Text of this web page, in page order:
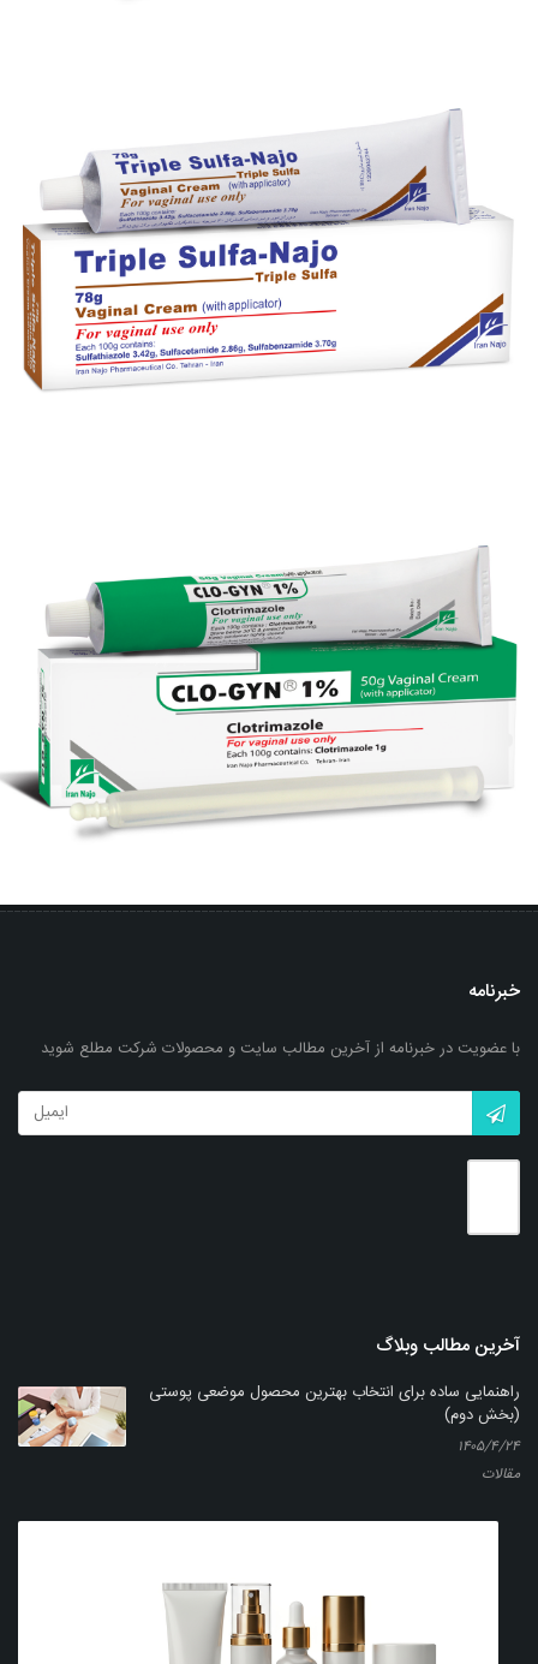
کرم واژینال کلیندامایسین - ناژو 2%
بزرگنمایی توضیحات بیشتر
کرم واژینال تریپل سولفا - ناژو
بزرگنمایی توضیحات بیشتر
کرم واژینال کلوژین ® 1% (کلوتریمازول)
خبرنامه
با عضویت در خبرنامه از آخرین مطالب سایت و محصولات شرکت مطلع شوید
آخرین مطالب وبلاگ
راهنمایی ساده برای انتخاب بهترین محصول موضعی پوستی
(بخش دوم)
۱۴۰۵/۴/۲۴
مقالات